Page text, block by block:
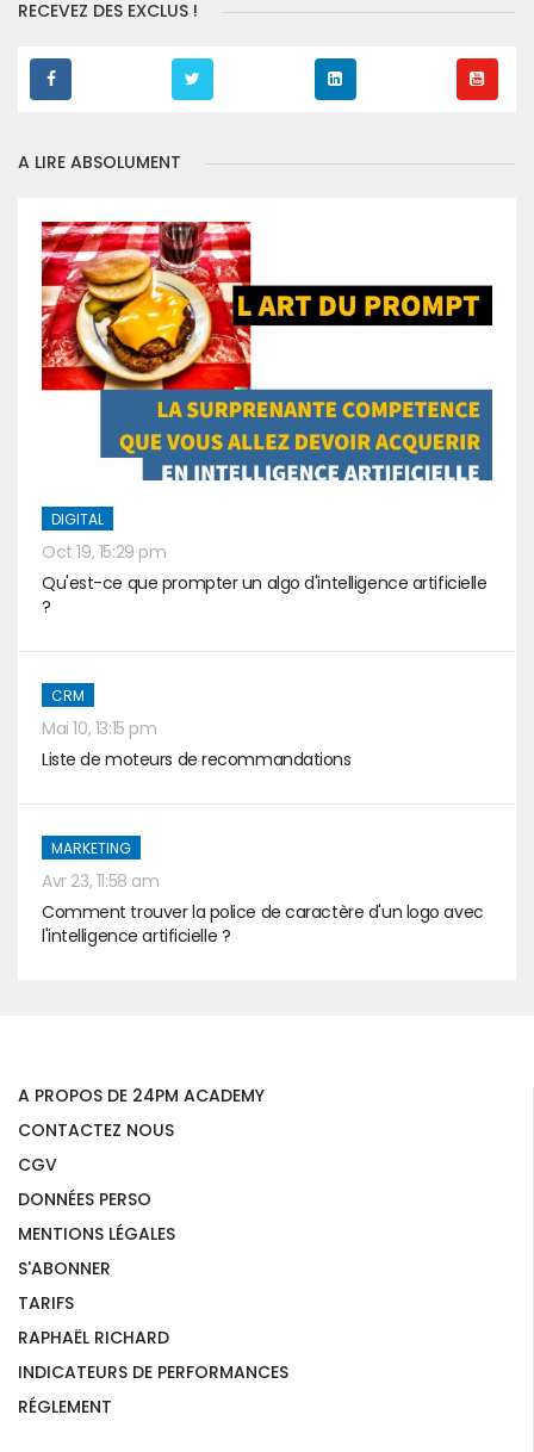
RECEVEZ DES EXCLUS !
A LIRE ABSOLUMENT
DIGITAL
Oct 19, 15:29 pm
Qu'est-ce que prompter un algo d'intelligence artificielle
?
CRM
Mai 10, 13:15 pm
Liste de moteurs de recommandations
MARKETING
Avr 23, 11:58 am
Comment trouver la police de caractère d'un logo avec
l'intelligence artificielle ?
A PROPOS DE 24PM ACADEMY
CONTACTEZ NOUS
CGV
DONNÉES PERSO
MENTIONS LÉGALES
S'ABONNER
TARIFS
RAPHAËL RICHARD
INDICATEURS DE PERFORMANCES
RÉGLEMENT